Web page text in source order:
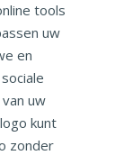
tools
uw
en
uw
kunt
zonder